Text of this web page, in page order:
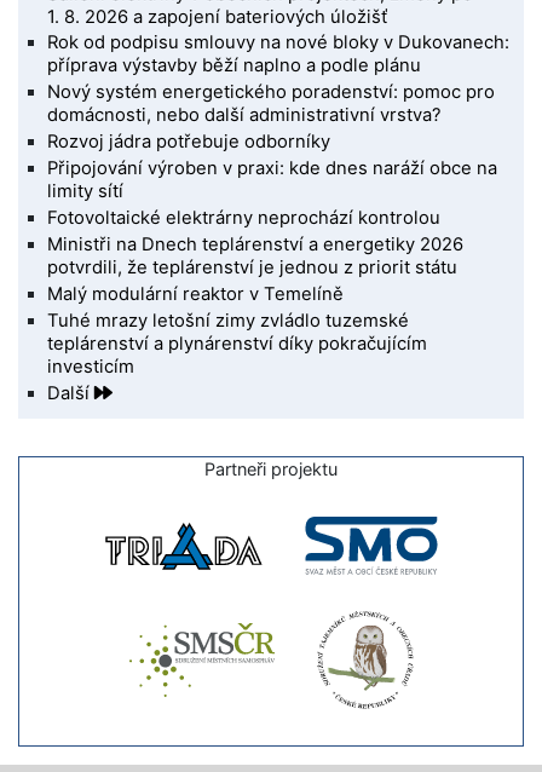
1. 8. 2026 a zapojení bateriových úložišť
Rok od podpisu smlouvy na nové bloky v Dukovanech:
příprava výstavby běží naplno a podle plánu
Nový systém energetického poradenství: pomoc pro
domácnosti, nebo další administrativní vrstva?
Rozvoj jádra potřebuje odborníky
Připojování výroben v praxi: kde dnes naráží obce na
limity sítí
Fotovoltaické elektrárny neprochází kontrolou
Ministři na Dnech teplárenství a energetiky 2026
potvrdili, že teplárenství je jednou z priorit státu
Malý modulární reaktor v Temelíně
Tuhé mrazy letošní zimy zvládlo tuzemské
teplárenství a plynárenství díky pokračujícím
investicím
Další
Partneři projektu